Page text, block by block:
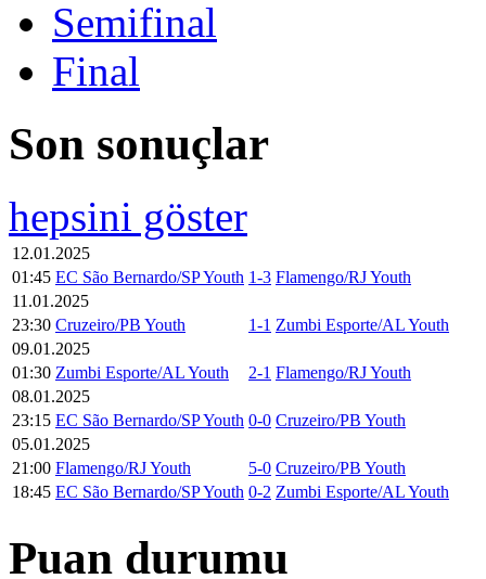
Semifinal
Final
Son sonuçlar
hepsini göster
12.01.2025
01:45 EC São Bernardo/SP Youth 1-3 Flamengo/RJ Youth
11.01.2025
23:30 Cruzeiro/PB Youth 1-1 Zumbi Esporte/AL Youth
09.01.2025
01:30 Zumbi Esporte/AL Youth 2-1 Flamengo/RJ Youth
08.01.2025
23:15 EC São Bernardo/SP Youth 0-0 Cruzeiro/PB Youth
05.01.2025
21:00 Flamengo/RJ Youth 5-0 Cruzeiro/PB Youth
18:45 EC São Bernardo/SP Youth 0-2 Zumbi Esporte/AL Youth
Puan durumu